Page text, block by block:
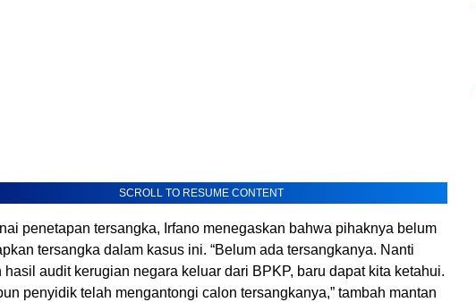
SCROLL TO RESUME CONTENT
penetapan tersangka, Irfano menegaskan bahwa pihaknya belum
tersangka dalam kasus ini. “Belum ada tersangkanya. Nanti
hasil audit kerugian negara keluar dari BPKP, baru dapat kita ketahui.
penyidik telah mengantongi calon tersangkanya,” tambah mantan